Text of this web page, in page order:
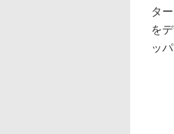
タ
を
ッ